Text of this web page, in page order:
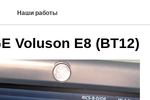
Наши работы
Voluson E8 (BT12)